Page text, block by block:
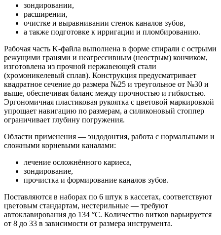
зондировании,
расширении,
очистке и выравнивании стенок каналов зубов,
а также подготовке к ирригации и пломбированию.
Рабочая часть K-файла выполнена в форме спирали с острыми
режущими гранями и неагрессивным (неострым) кончиком,
изготовлена из прочной нержавеющей стали
(хромоникелевый сплав). Конструкция предусматривает
квадратное сечение до размера №25 и треугольное от №30 и
выше, обеспечивая баланс между прочностью и гибкостью.
Эргономичная пластиковая рукоятка с цветовой маркировкой
упрощает навигацию по размерам, а силиконовый стоппер
ограничивает глубину погружения.
Области применения — эндодонтия, работа с нормальными и
сложными корневыми каналами:
лечение осложнённого кариеса,
зондирование,
прочистка и формирование каналов зубов.
Поставляются в наборах по 6 штук в кассетах, соответствуют
цветовым стандартам, нестерильные — требуют
автоклавирования до 134 °C. Количество витков варьируется
от 8 до 33 в зависимости от размера инструмента.